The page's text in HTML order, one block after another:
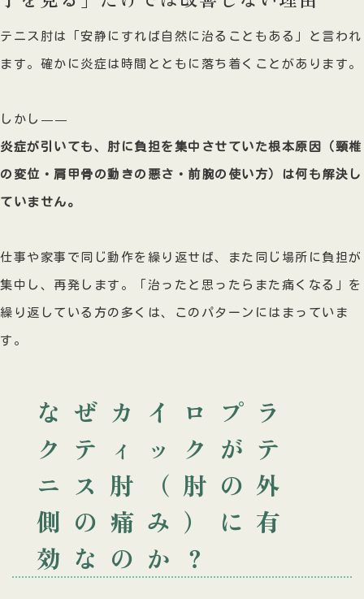
テニス肘は「安静にすれば自然に治ることもある」と言われ
ます。確かに炎症は時間とともに落ち着くことがあります。
しかし——
炎症が引いても、肘に負担を集中させていた根本原因（頸椎
の変位・肩甲骨の動きの悪さ・前腕の使い方）は何も解決し
ていません。
仕事や家事で同じ動作を繰り返せば、また同じ場所に負担が
集中し、再発します。「治ったと思ったらまた痛くなる」を
繰り返している方の多くは、このパターンにはまっていま
す。
なぜカイロプラ
クティックがテ
ニス肘（肘の外
側の痛み）に有
効なのか？